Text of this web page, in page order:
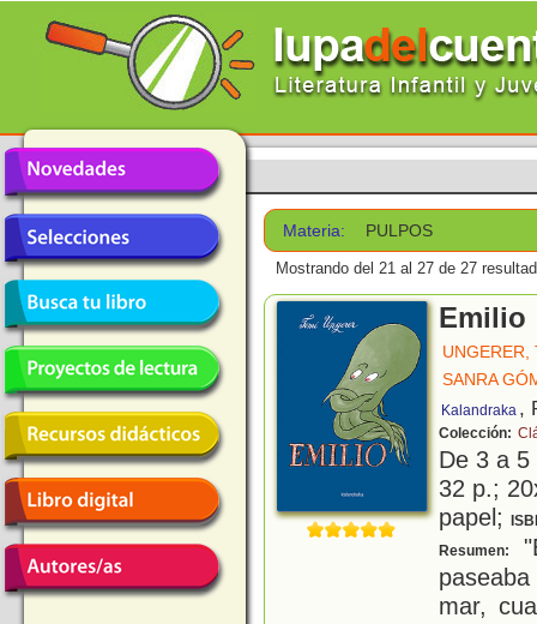
Materia: PULPOS
Mostrando del 21 al 27 de 27
Emilio
UNGERER,
SANRA
Kalandraka ,
Colección:
De 3 a
32 p.;
papel;
Resumen:
mar,